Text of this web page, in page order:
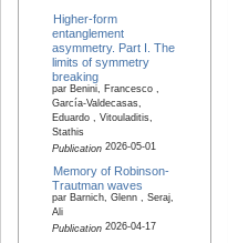
Higher-form
entanglement
asymmetry. Part I. The
limits of symmetry
breaking
par Benini, Francesco ,
García-Valdecasas,
Eduardo , Vitouladitis,
Stathis
Publication2026-05-01
Memory of Robinson-
Trautman waves
par Barnich, Glenn , Seraj,
Ali
Publication2026-04-17